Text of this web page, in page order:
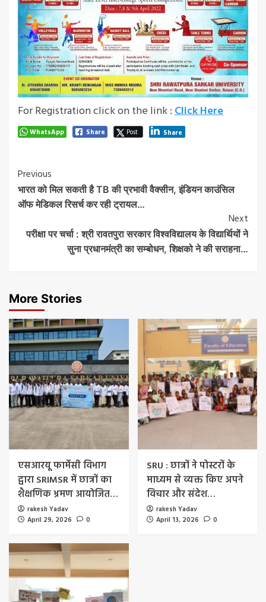
For Registration click on the link :Click Here
WhatsApp Share Post Share
Post
Navigation
Previous
भारत को मिल सकती है TB की प्रभावी वैक्‍सीन, इंडियन काउंसिल
ऑफ मेडिकल रिसर्च कर रही ट्रायल…
Next
परीक्षा पर चर्चा : श्री रावतपुरा सरकार विश्वविद्यालय के विद्यार्थियों ने
सुना प्रधानमंत्री का सम्बोधन, शिक्षको ने की सराहना…
More Stories
एसआरयू फार्मेसी विभाग
द्वारा SRIMSR में छात्रों का
शैक्षणिक भ्रमण आयोजित…
rakesh Yadav
April 29, 2026
0
SRU : छात्रों ने पोस्टरों के
माध्यम से व्यक्त किए अपने
विचार और संदेश…
rakesh Yadav
April 13, 2026
0